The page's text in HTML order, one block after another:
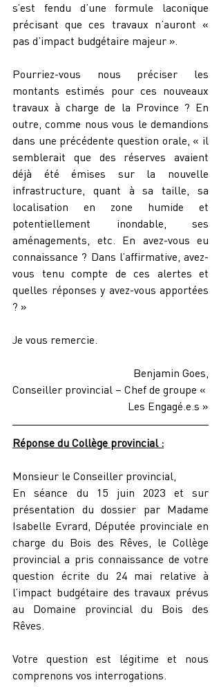
s’est fendu d’une formule laconique
précisant que ces travaux n’auront «
pas d’impact budgétaire majeur ».
Pourriez-vous nous préciser les
montants estimés pour ces nouveaux
travaux à charge de la Province ? En
outre, comme nous vous le demandions
dans une précédente question orale, « il
semblerait que des réserves avaient
déjà été émises sur la nouvelle
infrastructure, quant à sa taille, sa
localisation en zone humide et
potentiellement inondable, ses
aménagements, etc. En avez-vous eu
connaissance ? Dans l’affirmative, avez-
vous tenu compte de ces alertes et
quelles réponses y avez-vous apportées
? »
Je vous remercie.
Benjamin Goes,
Conseiller provincial – Chef de groupe «
Les Engagé.e.s »
Réponse du Collège provincial :
Monsieur le Conseiller provincial,
En séance du 15 juin 2023 et sur
présentation du dossier par Madame
Isabelle Evrard, Députée provinciale en
charge du Bois des Rêves, le Collège
provincial a pris connaissance de votre
question écrite du 24 mai relative à
l’impact budgétaire des travaux prévus
au Domaine provincial du Bois des
Rêves.
Votre question est légitime et nous
comprenons vos interrogations.